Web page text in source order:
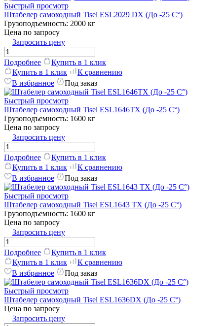
Быстрый просмотр
Штабелер самоходный Tisel ESL2029 DX (До -25 C°)
Грузоподъемность: 2000 кг
Цена по запросу
Запросить цену
Подробнее
Купить в 1 клик
Купить в 1 клик
К сравнению
В избранное
Под заказ
Быстрый просмотр
Штабелер самоходный Tisel ESL1646TX (До -25 C°)
Грузоподъемность: 1600 кг
Цена по запросу
Запросить цену
Подробнее
Купить в 1 клик
Купить в 1 клик
К сравнению
В избранное
Под заказ
Быстрый просмотр
Штабелер самоходный Tisel ESL1643 TX (До -25 C°)
Грузоподъемность: 1600 кг
Цена по запросу
Запросить цену
Подробнее
Купить в 1 клик
Купить в 1 клик
К сравнению
В избранное
Под заказ
Быстрый просмотр
Штабелер самоходный Tisel ESL1636DX (До -25 C°)
Цена по запросу
Запросить цену